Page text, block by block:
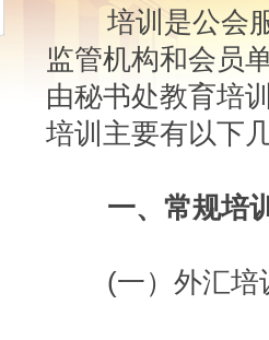
培训是公会服
监管机构和会员
由秘书处教育培
培训主要有以下
一、常规培
(一）外汇培